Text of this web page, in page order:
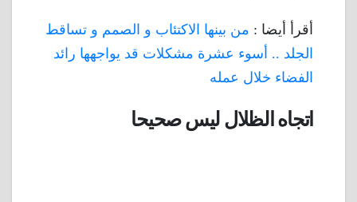
أقرأ أيضا : من بينها الاكتئاب و الصمم و تساقط
الجلد .. أسوء عشرة مشكلات قد يواجهها رائد
الفضاء خلال عمله
اتجاه الظلال ليس صحيحا